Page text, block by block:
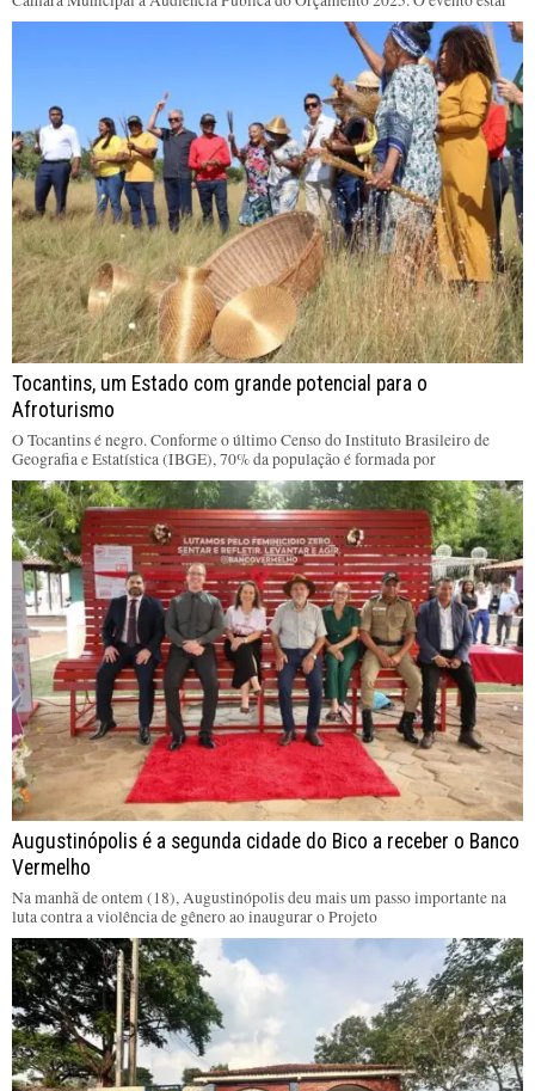
Tocantins, um Estado com grande potencial para o
Afroturismo
O Tocantins é negro. Conforme o último Censo do Instituto Brasileiro de
Geografia e Estatística (IBGE), 70% da população é formada por
Augustinópolis é a segunda cidade do Bico a receber o Banco
Vermelho
Na manhã de ontem (18), Augustinópolis deu mais um passo importante na
luta contra a violência de gênero ao inaugurar o Projeto